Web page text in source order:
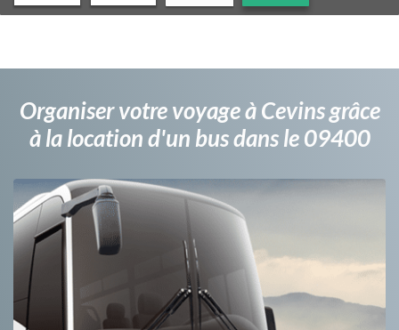
Organiser votre voyage à Cevins grâce
à la location d'un bus dans le 09400